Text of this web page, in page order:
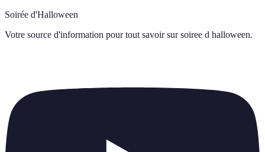
Soirée d'Halloween
Votre source d'information pour tout savoir sur soiree d halloween.